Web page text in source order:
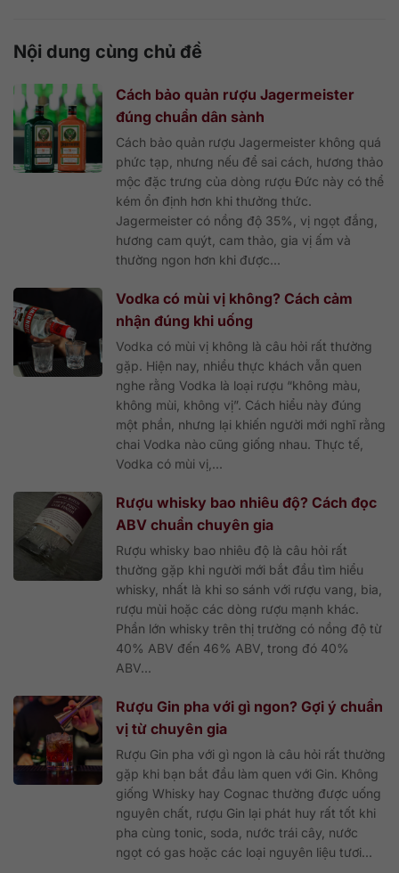
Nội dung cùng chủ đề
Cách bảo quản rượu Jagermeister
đúng chuẩn dân sành
Cách bảo quản rượu Jagermeister không quá
phức tạp, nhưng nếu để sai cách, hương thảo
mộc đặc trưng của dòng rượu Đức này có thể
kém ổn định hơn khi thưởng thức.
Jagermeister có nồng độ 35%, vị ngọt đắng,
hương cam quýt, cam thảo, gia vị ấm và
thường ngon hơn khi được...
Vodka có mùi vị không? Cách cảm
nhận đúng khi uống
Vodka có mùi vị không là câu hỏi rất thường
gặp. Hiện nay, nhiều thực khách vẫn quen
nghe rằng Vodka là loại rượu “không màu,
không mùi, không vị”. Cách hiểu này đúng
một phần, nhưng lại khiến người mới nghĩ rằng
chai Vodka nào cũng giống nhau. Thực tế,
Vodka có mùi vị,...
Rượu whisky bao nhiêu độ? Cách đọc
ABV chuẩn chuyên gia
Rượu whisky bao nhiêu độ là câu hỏi rất
thường gặp khi người mới bắt đầu tìm hiểu
whisky, nhất là khi so sánh với rượu vang, bia,
rượu mùi hoặc các dòng rượu mạnh khác.
Phần lớn whisky trên thị trường có nồng độ từ
40% ABV đến 46% ABV, trong đó 40%
ABV...
Rượu Gin pha với gì ngon? Gợi ý chuẩn
vị từ chuyên gia
Rượu Gin pha với gì ngon là câu hỏi rất thường
gặp khi bạn bắt đầu làm quen với Gin. Không
giống Whisky hay Cognac thường được uống
nguyên chất, rượu Gin lại phát huy rất tốt khi
pha cùng tonic, soda, nước trái cây, nước
ngọt có gas hoặc các loại nguyên liệu tươi...